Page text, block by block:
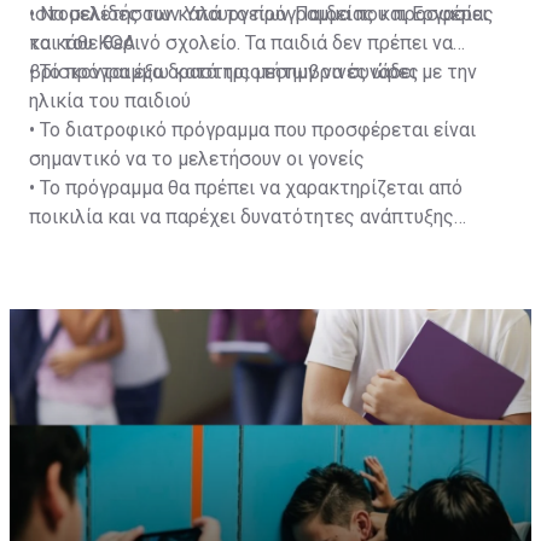
ιστοσελίδες των Υπουργείων Παιδείας και Εργασίας
και του ΚΟΑ
• Να μελετήσουν καλά το πρόγραμμα που προσφέρει
το κάθε θερινό σχολείο. Τα παιδιά δεν πρέπει να
βρίσκονται έξω κατά τις μεσημβρινές ώρες
• Το πρόγραμμα δραστηριοτήτων να συνάδει με την
ηλικία του παιδιού
• Το διατροφικό πρόγραμμα που προσφέρεται είναι
σημαντικό να το μελετήσουν οι γονείς
• Το πρόγραμμα θα πρέπει να χαρακτηρίζεται από
ποικιλία και να παρέχει δυνατότητες ανάπτυξης
παιδιού ως προσωπικότητας και να παρέχει επίσης
ευκαιρίες κοινωνικοποίησης.